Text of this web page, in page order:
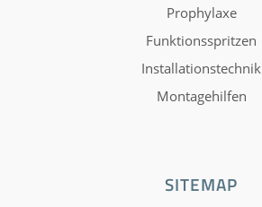
Prophylaxe
Funktionsspritzen
Installationstechnik
Montagehilfen
SITEMAP